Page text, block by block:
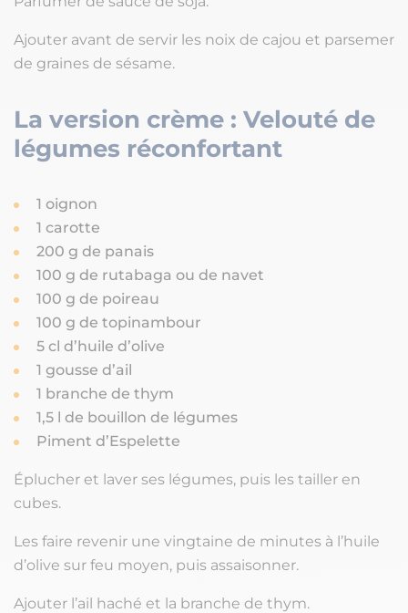
Ajouter avant de servir les noix de cajou et parsemer
de graines de sésame.
La version crème : Velouté de
légumes réconfortant
1 oignon
1 carotte
200 g de panais
100 g de rutabaga ou de navet
100 g de poireau
100 g de topinambour
5 cl d’huile d’olive
1 gousse d’ail
1 branche de thym
1,5 l de bouillon de légumes
Piment d’Espelette
Éplucher et laver ses légumes, puis les tailler en
cubes.
Les faire revenir une vingtaine de minutes à l’huile
d’olive sur feu moyen, puis assaisonner.
Ajouter l’ail haché et la branche de thym.